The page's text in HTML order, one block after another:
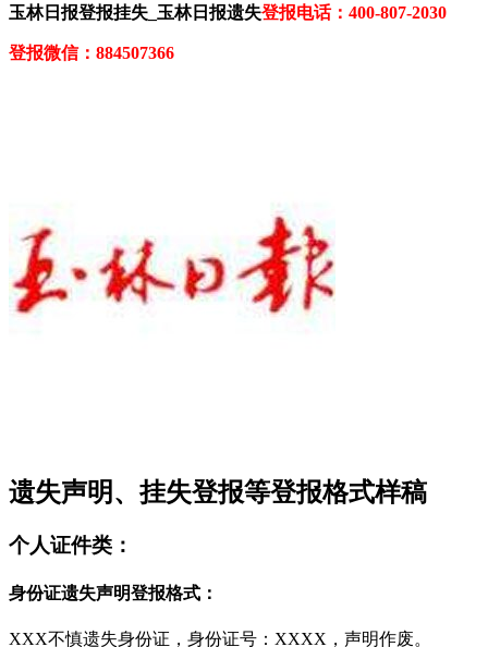
玉林日报登报挂失_玉林日报遗失登报电话：400-807-2030
登报微信：884507366
遗失声明、挂失登报等登报格式样稿
个人证件类：
身份证遗失声明登报格式：
XXX不慎遗失身份证，身份证号：XXXX，声明作废。